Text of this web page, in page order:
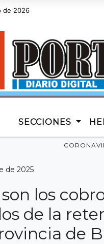
de 20266 de Agosto de 2026 y
SECCIONES
de 2025
son los
de la
de